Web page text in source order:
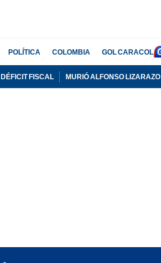
POLÍTICA COLOMBIA GOL CARACOL
DÉFICIT FISCAL MURIÓ ALFONSO LIZARAZO